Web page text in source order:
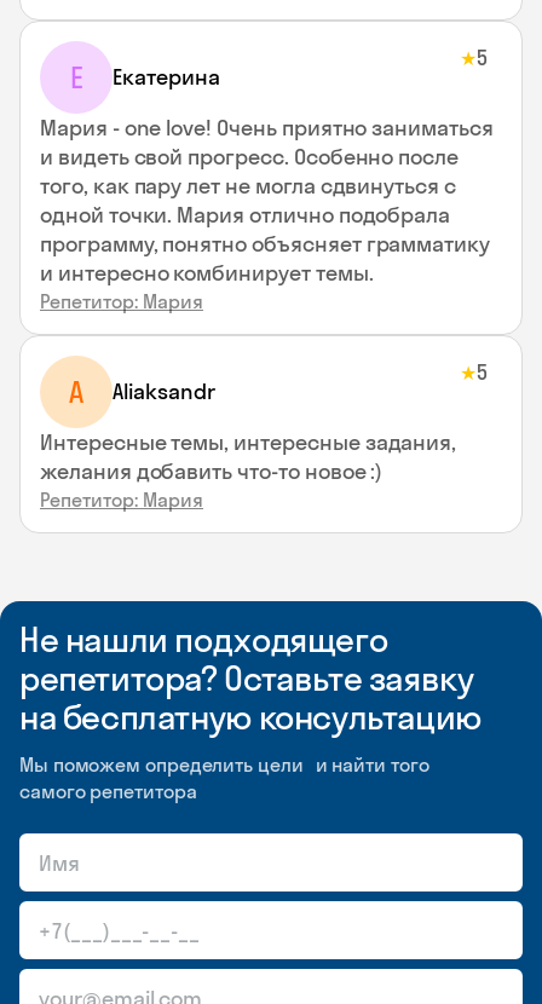
Е Екатерина
★5
Мария - one love! Очень приятно заниматься
и видеть свой прогресс. Особенно после
того, как пару лет не могла сдвинуться с
одной точки. Мария отлично подобрала
программу, понятно объясняет грамматику
и интересно комбинирует темы.
Репетитор: Мария
A Aliaksandr
★5
Интересные темы, интересные задания,
желания добавить что-то новое :)
Репетитор: Мария
Не нашли подходящего
репетитора? Оставьте заявку
на бесплатную консультацию
Мы поможем определить цели и найти того
самого репетитора